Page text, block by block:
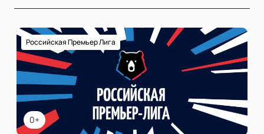
0+
Российская Премьер Лига